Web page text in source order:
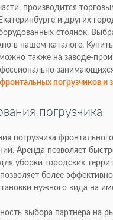
производится
и других
стоянок.
в нашем каталоге.
также на заводе-
фронтальных погрузчиков и
погрузчика
погрузчика
Аренда позволяет
уборки городских
более
нужного вида на
выбора партнера на